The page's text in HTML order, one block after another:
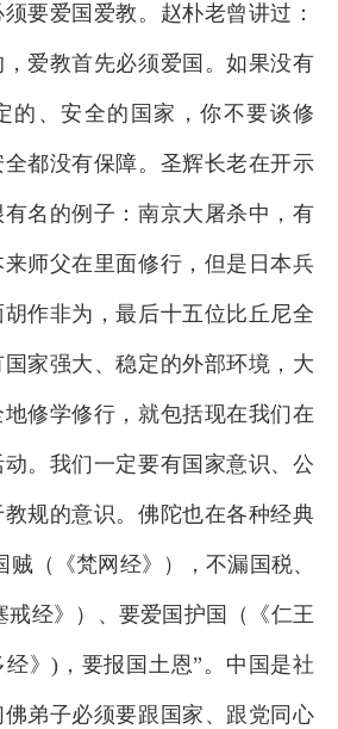
要爱国爱教。赵朴老曾讲过：
爱教首先必须爱国。如果没有
的、安全的国家，你不要谈修
都没有保障。圣辉长老在开示
名的例子：南京大屠杀中，有
师父在里面修行，但是日本兵
作非为，最后十五位比丘尼全
家强大、稳定的外部环境，大
修学修行，就包括现在我们在
。我们一定要有国家意识、公
规的意识。佛陀也在各种经典
贼（《梵网经》），不漏国税、
戒经》）、要爱国护国（《仁王
》)，要报国土恩”。中国是社
弟子必须要跟国家、跟党同心